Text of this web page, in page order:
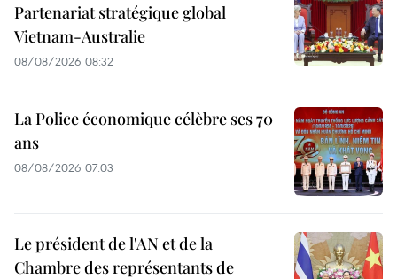
Partenariat stratégique global
Vietnam-Australie
08/08/2026 08:32
La Police économique célèbre ses 70
ans
08/08/2026 07:03
Le président de l'AN et de la
Chambre des représentants de